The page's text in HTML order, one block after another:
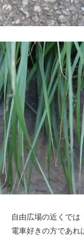
自由広場の近くでは
電車好きの方であれ